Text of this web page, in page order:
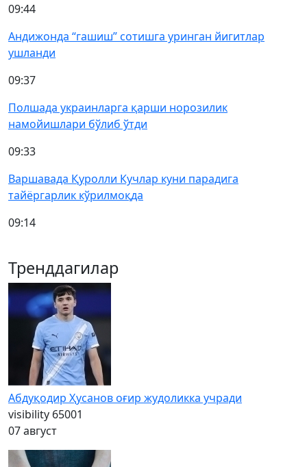
09:44
Андижонда “гашиш” сотишга уринган йигитлар
ушланди
09:37
Полшада украинларга қарши норозилик
намойишлари бўлиб ўтди
09:33
Варшавада Қуролли Кучлар куни парадига
тайёргарлик кўрилмоқда
09:14
Тренддагилар
Абдуқодир Ҳусанов оғир жудоликка учради
visibility 65001
07 август